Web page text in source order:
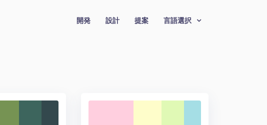
開発 設計 提案 言語選択